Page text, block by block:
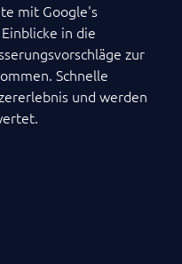
mit Google's
in die
zur
Schnelle
und werden